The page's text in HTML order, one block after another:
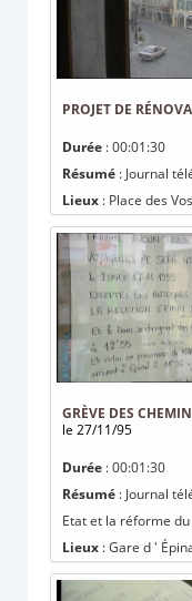
PROJET DE
Durée : 00:01:30
Résumé : Journal
Lieux : Place des
GRÈVE DES
le 27/11/95
Durée : 00:01:30
Résumé : Journal
Etat et la réforme
Lieux : Gare d '